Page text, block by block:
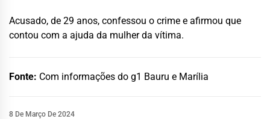
Acusado, de 29 anos, confessou o crime e afirmou que
contou com a ajuda da mulher da vítima.
Fonte: Com informações do g1 Bauru e Marília
8 De Março De 2024